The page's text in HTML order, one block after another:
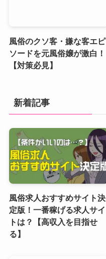
風俗のクソ客・嫌な客エピ
ソードを元風俗嬢が激白！
【対策必見】
新着記事
風俗求人おすすめサイト決
定版！一番稼げる求人サイ
トは？【高収入を目指せ
る】